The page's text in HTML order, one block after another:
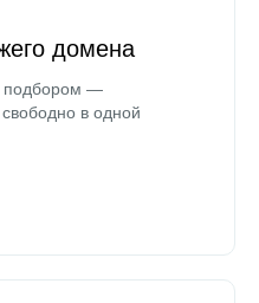
домена
подбором —
в одной